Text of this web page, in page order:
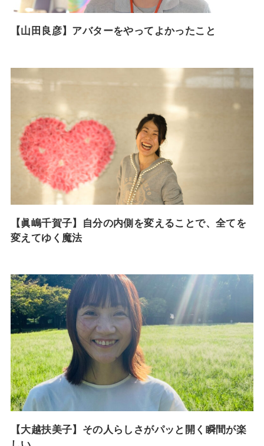
【山田良彦】アバターをやってよかったこと
【眞嶋千賀子】自分の内側を変えることで、全てを
変えてゆく魔法
【大越扶美子】その人らしさがパッと開く瞬間が楽